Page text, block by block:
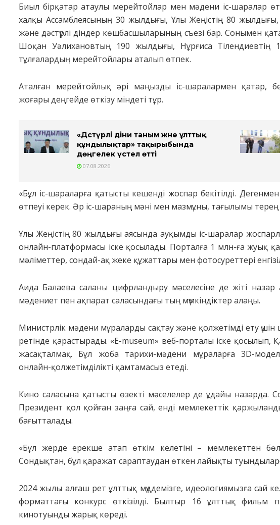
Биыл бірқатар атаулы мерейтойлар мен мәдени іс-шаралар
халқы Ассамблеясының 30 жылдығы, Ұлы Жеңістің 80
және дәстүрлі діндер көшбасшыларының съезі бар. Сонымен
Шоқан Уәлихановтың 190 жылдығы, Нұрғиса
тұлғалардың мерейтойлары аталып өтпек.
Аталған мерейтойлық әрі маңызды іс-шаралармен қатар,
жоғары деңгейде өткізу міндеті тұр.
«Дәстүрлі діни таным және ұлттық
құндылықтар» тақырыбында
дөңгелек үстел өтті
07.08.2026
«Бұл іс-шараларға қатысты кешенді жоспар бекітілді.
өтпеуі керек. Әр іс-шараның мәні мен мазмұны, тағылымы терең
Ұлы Жеңістің 80 жылдығы аясында ауқымды іс-шаралар
онлайн-платформасы іске қосылады. Порталға 1 млн-ға жуық
мәліметтер, сондай-ақ жеке құжаттары мен фотосуреттері
Аида Балаева саланы цифрландыру мәселесіне де жіті
мәдениет пен ақпарат саласындағы тың мүмкіндіктер алаңы.
Министрлік мәдени мұраларды сақтау және қолжетімді ету
ретінде қарастырады. «E-museum» веб-порталы іске қосылып,
жасақталмақ. Бұл жоба тарихи-мәдени мұраларға 3D-
онлайн-қолжетімділікті қамтамасыз етеді.
Кино саласына қатысты өзекті мәселелер де ұдайы назарда.
Президент қол қойған заңға сай, енді мемлекеттік
бағытталады.
«Бұл жерде ерекше атап өткім келетіні – мемлекеттен
Сондықтан, бұл қаражат сараптаудан өткен лайықты
2024 жылы алғаш рет ұлттық мүддемізге, идеологиямызға сай
форматтағы конкурс өткізілді. Былтыр 16 ұлттық
кинотуынды жарық көреді.